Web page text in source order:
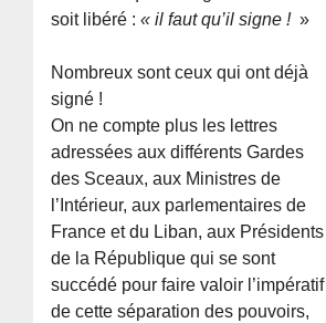
soit libéré :« il faut qu’il signe ! »
Nombreux sont ceux qui ont déjà
signé !
On ne compte plus les lettres
adressées aux différents Gardes
des Sceaux, aux Ministres de
l’Intérieur, aux parlementaires de
France et du Liban, aux Présidents
de la République qui se sont
succédé pour faire valoir l’impératif
de cette séparation des pouvoirs,